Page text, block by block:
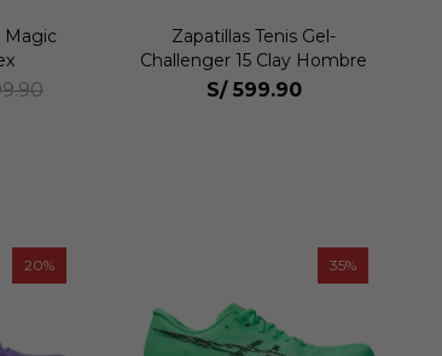
Magic
Zapatillas Tenis Gel-
Challenger 15 Clay Hombre
S/ 599.90
20 35